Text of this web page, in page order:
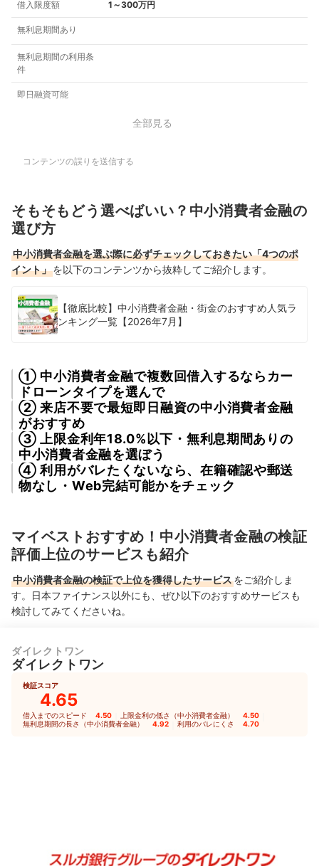
借入限度額 1～300万円
無利息期間あり
無利息期間の利用条
件
即日融資可能
全部見る
コンテンツの誤りを送信する
そもそもどう選べばいい？中小消費者金融の
選び方
中小消費者金融を選ぶ際に必ずチェックしておきたい「4つのポ
イント」を以下のコンテンツから抜粋してご紹介します。
【徹底比較】中小消費者金融・街金のおすすめ人気ラ
ンキング一覧【2026年7月】
① 中小消費者金融で複数回借入するならカー
ドローンタイプを選んで
② 来店不要で最短即日融資の中小消費者金融
がおすすめ
③ 上限金利年18.0%以下・無利息期間ありの
中小消費者金融を選ぼう
④ 利用がバレたくないなら、在籍確認や郵送
物なし・Web完結可能かをチェック
マイベストおすすめ！中小消費者金融の検証
評価上位のサービスも紹介
中小消費者金融の検証で上位を獲得したサービスをご紹介しま
す。日本ファイナンス以外にも、ぜひ以下のおすすめサービスも
検討してみてくださいね。
ダイレクトワン
ダイレクトワン
検証スコア
4.65
借入までのスピード 4.50 上限金利の低さ（中小消費者金融） 4.50
無利息期間の長さ（中小消費者金融） 4.92 利用のバレにくさ 4.70